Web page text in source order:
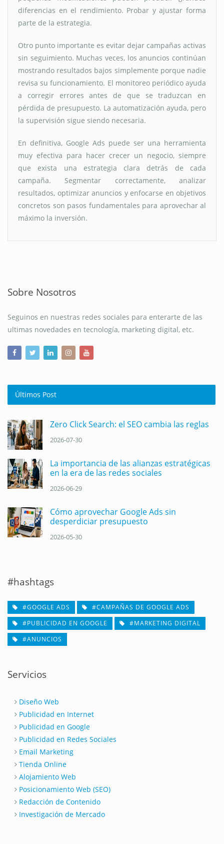
diferencias en el rendimiento. Probar y ajustar forma
parte de la estrategia.
Otro punto importante es evitar dejar campañas activas
sin seguimiento. Muchas veces, los anuncios continúan
mostrando resultados bajos simplemente porque nadie
revisa su funcionamiento. El monitoreo periódico ayuda
a corregir errores antes de que se traduzcan en
pérdida de presupuesto. La automatización ayuda, pero
la supervisión sigue siendo necesaria.
En definitiva, Google Ads puede ser una herramienta
muy efectiva para hacer crecer un negocio, siempre
que exista una estrategia clara detrás de cada
campaña. Segmentar correctamente, analizar
resultados, optimizar anuncios y enfocarse en objetivos
concretos son pasos fundamentales para aprovechar al
máximo la inversión.
Sobre Nosotros
Seguinos en nuestras redes sociales para enterarte de las
ultimas novedades en tecnología, marketing digital, etc.
Últimos Post
Zero Click Search: el SEO cambia las reglas
2026-07-30
La importancia de las alianzas estratégicas
en la era de las redes sociales
2026-06-29
Cómo aprovechar Google Ads sin
desperdiciar presupuesto
2026-05-30
#hashtags
#GOOGLE ADS
#CAMPAÑAS DE GOOGLE ADS
#PUBLICIDAD EN GOOGLE
#MARKETING DIGITAL
#ANUNCIOS
Servicios
Diseño Web
Publicidad en Internet
Publicidad en Google
Publicidad en Redes Sociales
Email Marketing
Tienda Online
Alojamiento Web
Posicionamiento Web (SEO)
Redacción de Contenido
Investigación de Mercado